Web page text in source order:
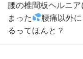
腰の椎間板ヘルニア
まった
腰痛以外
るってほんと？